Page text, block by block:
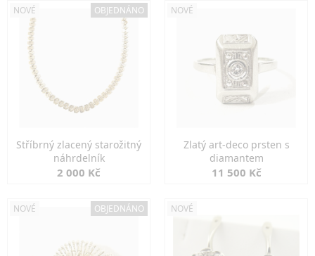
NOVÉ OBJEDNÁNO
Stříbrný zlacený starožitný
náhrdelník
2 000 Kč
NOVÉ
Zlatý art-deco prsten s
diamantem
11 500 Kč
NOVÉ OBJEDNÁNO NOVÉ